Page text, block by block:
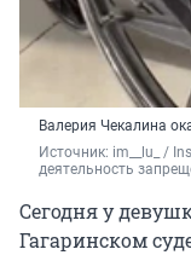
Валерия Чекалина
Источник: im__lu_ /
деятельность
Сегодня у
Гагаринском